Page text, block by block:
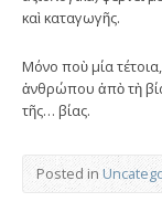
καὶ καταγωγῆς.
Μόνο ποὺ μία
ἀνθρώπου ἀπὸ τὴ
τῆς… βίας.
Posted in